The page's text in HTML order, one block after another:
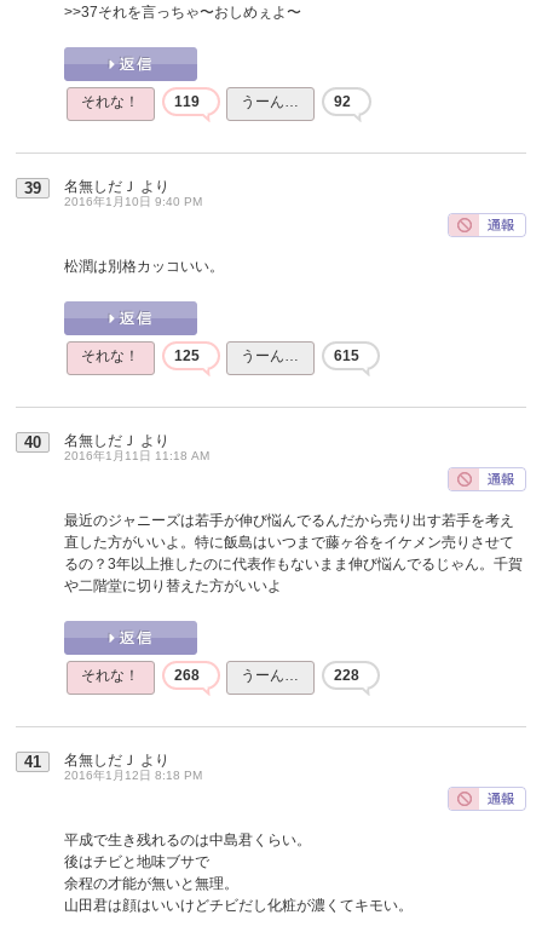
>>37それを言っちゃ〜おしめぇよ〜
それな！ 119 うーん… 92
39 名無しだＪ より
2016年1月10日 9:40 PM
松潤は別格カッコいい。
それな！ 125 うーん… 615
40 名無しだＪ より
2016年1月11日 11:18 AM
最近のジャニーズは若手が伸び悩んでるんだから売り出す若手を考え
直した方がいいよ。特に飯島はいつまで藤ヶ谷をイケメン売りさせて
るの？3年以上推したのに代表作もないまま伸び悩んでるじゃん。千賀
や二階堂に切り替えた方がいいよ
それな！ 268 うーん… 228
41 名無しだＪ より
2016年1月12日 8:18 PM
平成で生き残れるのは中島君くらい。
後はチビと地味ブサで
余程の才能が無いと無理。
山田君は顔はいいけどチビだし化粧が濃くてキモい。